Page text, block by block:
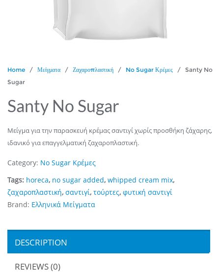
Home / Μείγματα / Ζαχαροπλαστική / No Sugar Κρέμες / Santy No
Sugar
Santy No Sugar
Μείγμα για την παρασκευή κρέμας σαντιγί χωρίς προσθήκη ζάχαρης,
ιδανικό για επαγγελματική ζαχαροπλαστική.
Category: No Sugar Κρέμες
Tags: horeca, no sugar added, whipped cream mix,
ζαχαροπλαστική, σαντιγί, τούρτες, φυτική σαντιγί
Brand: Ελληνικά Μείγματα
DESCRIPTION
REVIEWS (0)